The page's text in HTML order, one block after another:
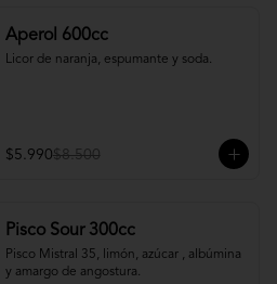
Aperol 600cc
Licor de naranja, espumante y soda.
$5.990$8.500
Pisco Sour 300cc
Pisco Mistral 35, limón, azúcar , albúmina
y amargo de angostura.